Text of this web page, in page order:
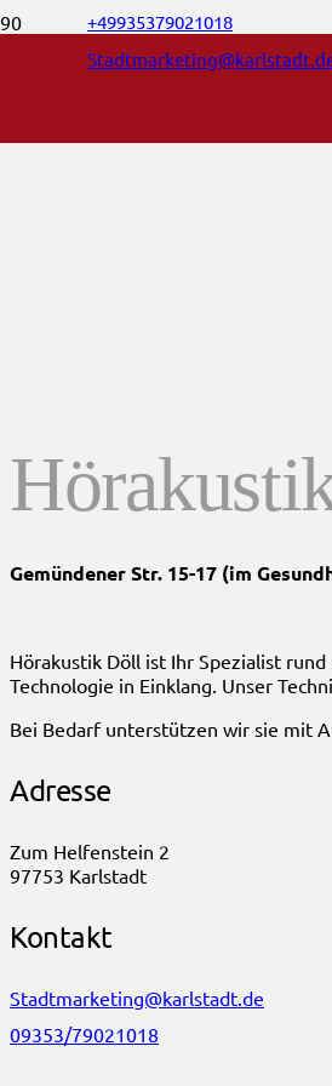
+49935379021018
Gemündener Str. 15-17 (im
Hörakustik Döll ist Ihr Spezialist
Technologie in Einklang. Unser
Bei Bedarf unterstützen wir sie mit
Adresse
Zum Helfenstein 2
97753 Karlstadt
Kontakt
Stadtmarketing@karlstadt.de
09353/79021018